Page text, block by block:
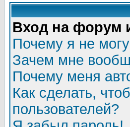
Вход на форум
Почему я не
Зачем мне
Почему меня
Как сделать,
пользователей?